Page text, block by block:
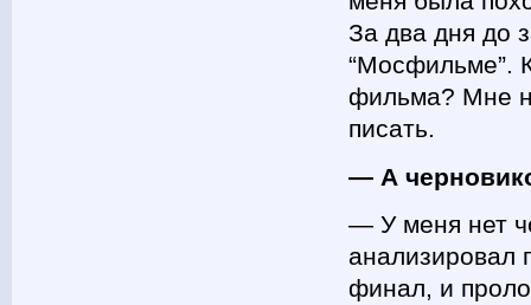
За два дня до
“Мосфильме”.
фильма? Мне
писать.
— А
— У меня нет
анализировал
финал, и